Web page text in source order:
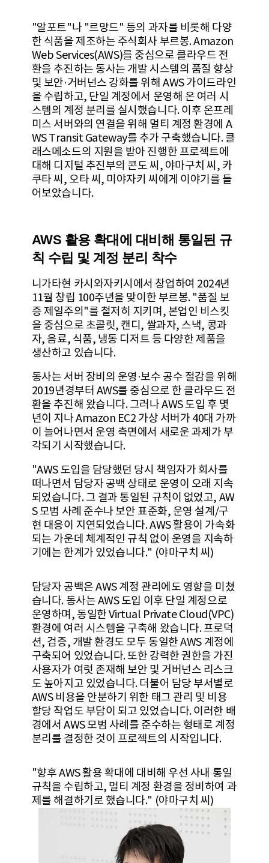
"알포트"나 "르망드" 등의 과자를 비롯해 다양
한 식품을 제조하는 주식회사 부르봉. Amazon
Web Services(AWS)를 중심으로 클라우드 전
환을 추진하는 동사는 개발 시스템의 품질 향상
및 보안·거버넌스 강화를 위해 AWS 가이드라인
을 수립하고, 단일 계정에서 운영해 온 여러 시
스템의 계정 분리를 실시했습니다. 이후 온프레
미스 서버와의 연결을 위해 멀티 계정 환경에 A
WS Transit Gateway를 추가 구축했습니다. 클
래스메소드의 지원을 받아 진행한 프로젝트에
대해 디지털 추진부의 콘도 씨, 야마구치 씨, 카
쿠타 씨, 오타 씨, 미야자키 씨에게 이야기를 들
어보았습니다.
AWS 활용 확대에 대비해 통일된 규
칙 수립 및 계정 분리 착수
니가타현 카시와자키시에서 창업하여 2024년
11월 창립 100주년을 맞이한 부르봉. "품질 보
증 제일주의"를 철저히 지키며, 본업인 비스킷
을 중심으로 초콜릿, 캔디, 쌀과자, 스낵, 콩과
자, 음료, 식품, 냉동 디저트 등 다양한 제품을
생산하고 있습니다.
동사는 서버 장비의 운영·보수 공수 절감을 위해
2019년경부터 AWS를 중심으로 한 클라우드 전
환을 추진해 왔습니다. 그러나 AWS 도입 후 몇
년이 지나 Amazon EC2 가상 서버가 40대 가까
이 늘어나면서 운영 측면에서 새로운 과제가 부
각되기 시작했습니다.
"AWS 도입을 담당했던 당시 책임자가 회사를
떠나면서 담당자 공백 상태로 운영이 오래 지속
되었습니다. 그 결과 통일된 규칙이 없었고, AW
S 모범 사례 준수나 보안 표준화, 운영 설계/구
현 대응이 지연되었습니다. AWS 활용이 가속화
되는 가운데 체계적인 규칙 없이 운영을 지속하
기에는 한계가 있었습니다." (야마구치 씨)
담당자 공백은 AWS 계정 관리에도 영향을 미쳤
습니다. 동사는 AWS 도입 이후 단일 계정으로
운영하며, 동일한 Virtual Private Cloud(VPC)
환경에 여러 시스템을 구축해 왔습니다. 프로덕
션, 검증, 개발 환경도 모두 동일한 AWS 계정에
구축되어 있었습니다. 또한 강력한 권한을 가진
사용자가 여럿 존재해 보안 및 거버넌스 리스크
도 높아지고 있었습니다. 더불어 담당 부서별로
AWS 비용을 안분하기 위한 태그 관리 및 비용
할당 작업도 부담이 되고 있었습니다. 이러한 배
경에서 AWS 모범 사례를 준수하는 형태로 계정
분리를 결정한 것이 프로젝트의 시작입니다.
"향후 AWS 활용 확대에 대비해 우선 사내 통일
규칙을 수립하고, 멀티 계정 환경을 정비하여 과
제를 해결하기로 했습니다." (야마구치 씨)